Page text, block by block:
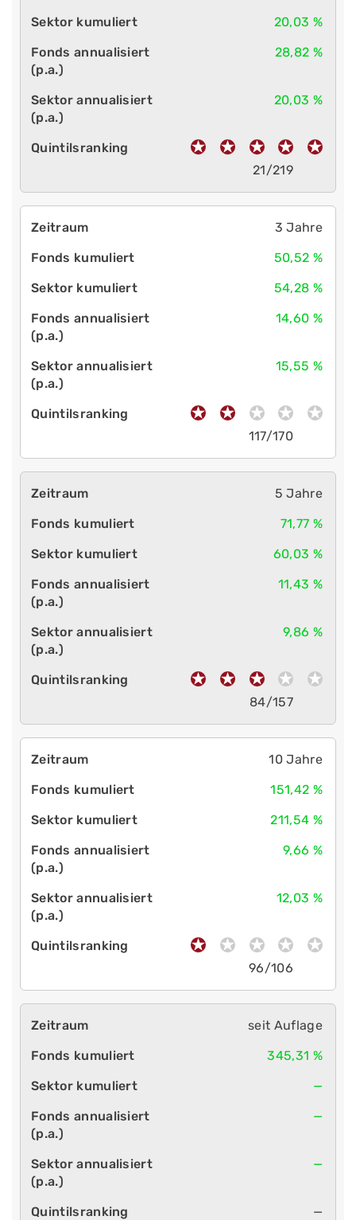
20,03 %
28,82 %
20,03 %
21/219
3 Jahre
50,52 %
54,28 %
14,60 %
15,55 %
117/170
5 Jahre
71,77 %
60,03 %
11,43 %
9,86 %
84/157
10 Jahre
151,42 %
211,54 %
9,66 %
12,03 %
96/106
seit Auflage
345,31 %
—
—
—
—